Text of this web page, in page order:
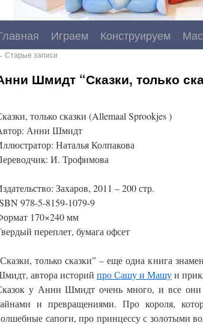
Играем Конструируем
Старые записи
Шмидт “Сказки, только
только сказки (Allemaal Sprookjes )
Анни Шмидт
Наталья Колпакова
И. Трофимова
Захаров, 2011 – 200 стр.
978-5-8159-1079-9
170×240 мм
переплет, бумага офсет
только сказки” – еще одна книга
автора историй про Сашу и Машуи
у Анни Шмидт очень много, и все они
и превращениями. Про короля,
сапоги, про принцессу с золотыми